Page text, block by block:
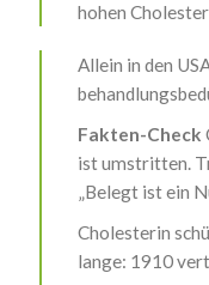
hohen
Allein in den
Fakten-Check
ist umstritten.
„Belegt ist ein
Cholesterin
lange: 1910